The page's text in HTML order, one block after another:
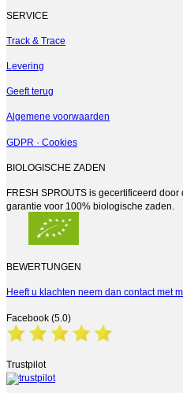
SERVICE
Track & Trace
Levering
Geeft terug
Algemene voorwaarden
GDPR · Cookies
BIOLOGISCHE ZADEN
FRESH SPROUTS is gecertificeerd
garantie voor 100% biologische zaden.
BEWERTUNGEN
Heeft u klachten neem dan contact met
Facebook (5.0)
Trustpilot